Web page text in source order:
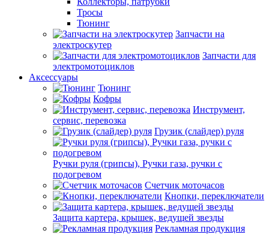
Тросы
Тюнинг
Запчасти на
электроскутер
Запчасти для
электромотоциклов
Аксессуары
Тюнинг
Кофры
Инструмент,
сервис, перевозка
Грузик (слайдер) руля
Ручки руля (грипсы), Ручки газа, ручки с
подогревом
Счетчик моточасов
Кнопки, переключатели
Защита картера, крышек, ведущей звезды
Рекламная продукция